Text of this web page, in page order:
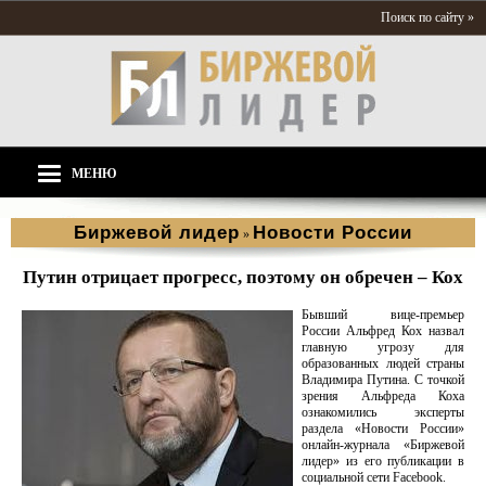
Поиск по сайту »
МЕНЮ
Биржевой лидер » Новости России
Путин отрицает прогресс, поэтому он обречен – Кох
Бывший вице-премьер
России Альфред Кох назвал
главную угрозу для
образованных людей страны
Владимира Путина. С точкой
зрения Альфреда Коха
ознакомились эксперты
раздела «Новости России»
онлайн-журнала «Биржевой
лидер» из его публикации в
социальной сети Facebook.